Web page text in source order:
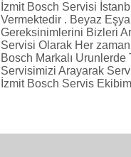
İzmit Bosch Servisi
Vermektedir . Beyaz
Gereksinimlerini Bizleri
Servisi Olarak Her zaman
Bosch Markalı
Servisimizi Arayarak
İzmit Bosch Servis